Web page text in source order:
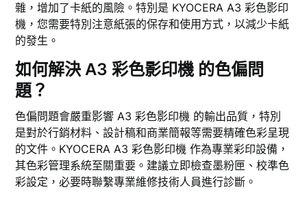
雜，增加了卡紙的風險。特別是 KYOCERA A3 彩色影印
機，您需要特別注意紙張的保存和使用方式，以減少卡紙
的發生。
如何解決 A3 彩色影印機 的色偏問
題？
色偏問題會嚴重影響 A3 彩色影印機 的輸出品質，特別
是對於行銷材料、設計稿和商業簡報等需要精確色彩呈現
的文件。KYOCERA A3 彩色影印機 作為專業彩印設備，
其色彩管理系統至關重要。建議立即檢查墨粉匣、校準色
彩設定，必要時聯繫專業維修技術人員進行診斷。